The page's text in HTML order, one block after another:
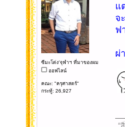
ซีมะโด่ง'จุฬาฯ ที่มาของผม
ออฟไลน์
คณะ: "ครุศาสตร์"
กระทู้: 26,927
แ
จ
ฟ
ผ่
“